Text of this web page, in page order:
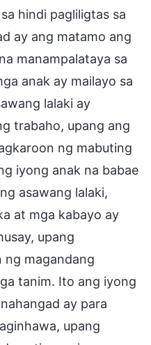
hindi pagliligtas sa
ay ang matamo ang
manampalataya sa
anak ay mailayo sa
lalaki ay
trabaho, upang ang
ng mabuting
iyong anak na babae
asawang lalaki,
at mga kabayo ay
upang
ng magandang
tanim. Ito ang iyong
ay para
upang